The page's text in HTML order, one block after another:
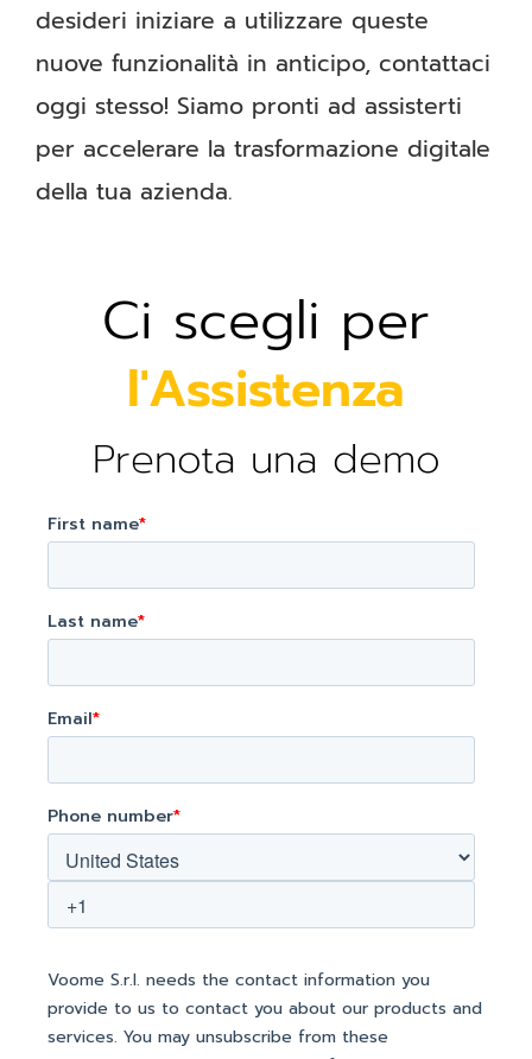
desideri iniziare a utilizzare queste
nuove funzionalità in anticipo, contattaci
oggi stesso! Siamo pronti ad assisterti
per accelerare la trasformazione digitale
della tua azienda.
Ci scegli per
l'Assistenza
Prenota una demo